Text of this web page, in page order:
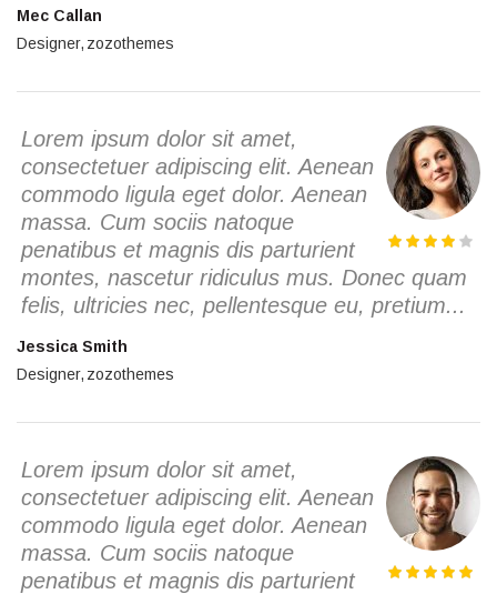
Mec Callan
Designer zozothemes
Lorem ipsum dolor sit amet,
consectetuer adipiscing elit. Aenean
commodo ligula eget dolor. Aenean
massa. Cum sociis natoque
penatibus et magnis dis parturient
montes, nascetur ridiculus mus. Donec quam
felis, ultricies nec, pellentesque eu, pretium...
Jessica Smith
Designer zozothemes
Lorem ipsum dolor sit amet,
consectetuer adipiscing elit. Aenean
commodo ligula eget dolor. Aenean
massa. Cum sociis natoque
penatibus et magnis dis parturient